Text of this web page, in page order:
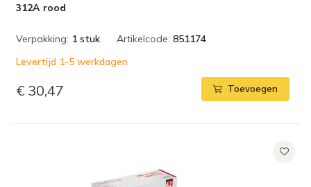
312A rood
Verpakking: 1 stuk Artikelcode: 851174
Levertijd 1-5 werkdagen
€ 30,47 Toevoegen